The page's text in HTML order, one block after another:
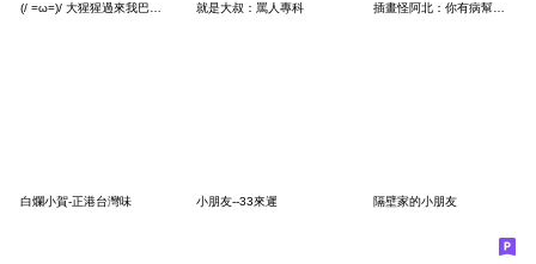
(/ =ω=)/ 大猩猩過來我巴兩下 就是大叔：罵人專科 插畫怪阿北：你有病幫你打一針
白爛小賀-正港台灣味 小朋友--33來遲 隔壁家的小朋友